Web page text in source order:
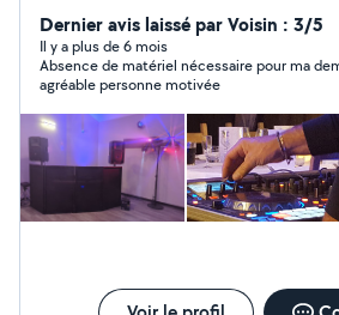
Dernier avis laissé par Voisin : 3/5
Il y a plus de 6 mois
Absence de matériel nécessaire pour ma
agréable personne motivée